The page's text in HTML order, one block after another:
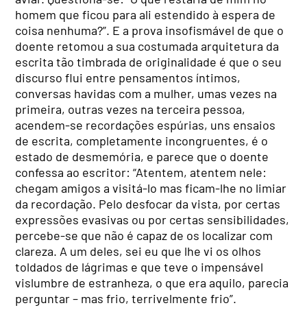
homem que ficou para ali estendido à espera de
coisa nenhuma?”. E a prova insofismável de que o
doente retomou a sua costumada arquitetura da
escrita tão timbrada de originalidade é que o seu
discurso flui entre pensamentos íntimos,
conversas havidas com a mulher, umas vezes na
primeira, outras vezes na terceira pessoa,
acendem-se recordações espúrias, uns ensaios
de escrita, completamente incongruentes, é o
estado de desmemória, e parece que o doente
confessa ao escritor: “Atentem, atentem nele:
chegam amigos a visitá-lo mas ficam-lhe no limiar
da recordação. Pelo desfocar da vista, por certas
expressões evasivas ou por certas sensibilidades,
percebe-se que não é capaz de os localizar com
clareza. A um deles, sei eu que lhe vi os olhos
toldados de lágrimas e que teve o impensável
vislumbre de estranheza, o que era aquilo, parecia
perguntar – mas frio, terrivelmente frio”.